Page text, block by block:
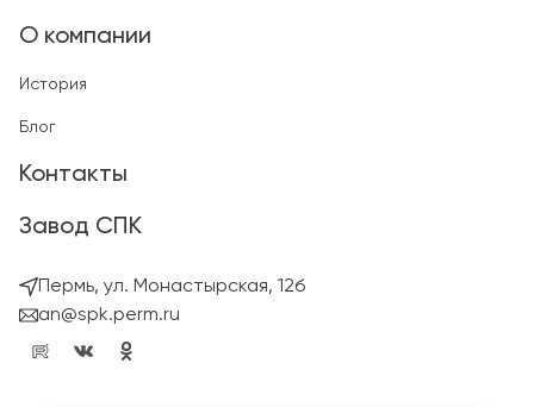
О компании
История
Блог
Контакты
Завод СПК
Пермь, ул. Монастырская, 12б
an@spk.perm.ru